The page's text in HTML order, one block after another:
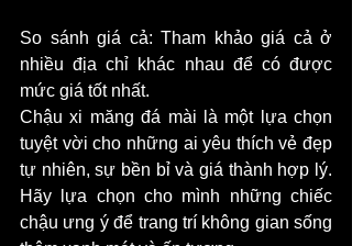
So sánh giá cả: Tham khảo giá cả ở
nhiều địa chỉ khác nhau để có được
mức giá tốt nhất.
Chậu xi măng đá mài là một lựa chọn
tuyệt vời cho những ai yêu thích vẻ đẹp
tự nhiên, sự bền bỉ và giá thành hợp lý.
Hãy lựa chọn cho mình những chiếc
chậu ưng ý để trang trí không gian sống